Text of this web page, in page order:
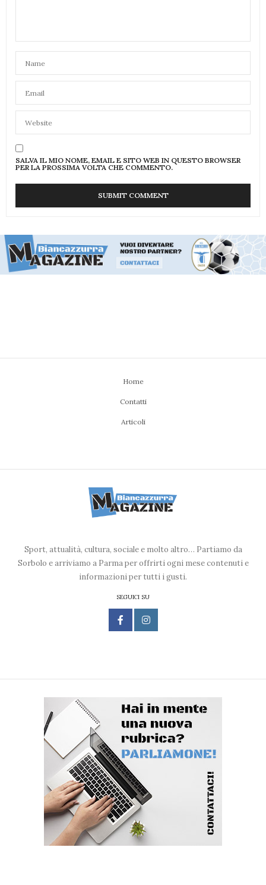
SALVA IL MIO NOME, EMAIL E SITO WEB IN QUESTO BROWSER
PER LA PROSSIMA VOLTA CHE COMMENTO.
Home
Contatti
Articoli
Sport, attualità, cultura, sociale e molto altro… Partiamo da
Sorbolo e arriviamo a Parma per offrirti ogni mese contenuti e
informazioni per tutti i gusti.
SEGUICI SU